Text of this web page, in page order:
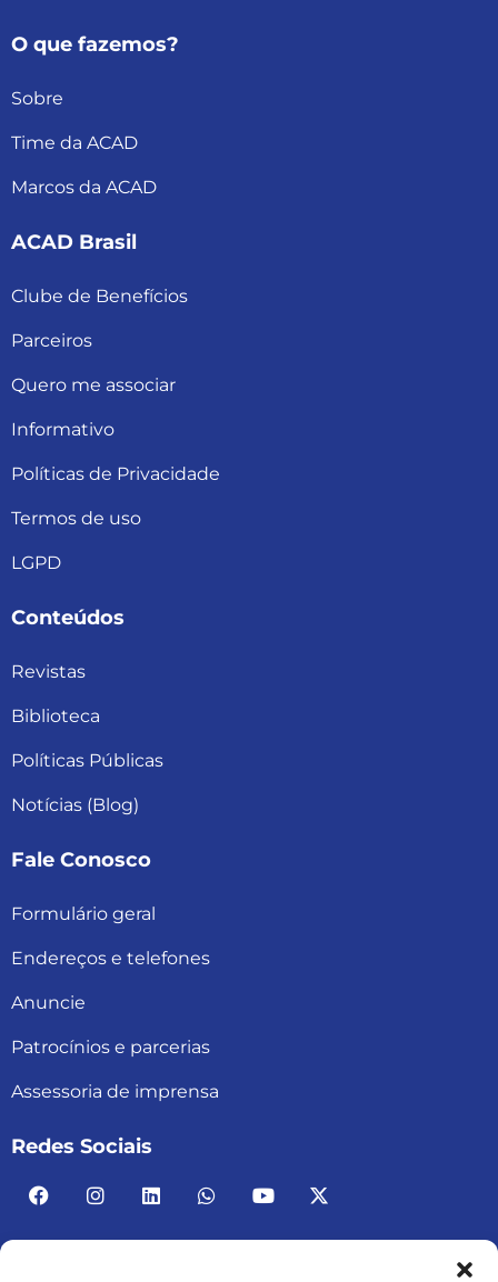
O que fazemos?
Sobre
Time da ACAD
Marcos da ACAD
ACAD Brasil
Clube de Benefícios
Parceiros
Quero me associar
Informativo
Políticas de Privacidade
Termos de uso
LGPD
Conteúdos
Revistas
Biblioteca
Políticas Públicas
Notícias (Blog)
Fale Conosco
Formulário geral
Endereços e telefones
Anuncie
Patrocínios e parcerias
Assessoria de imprensa
Redes Sociais